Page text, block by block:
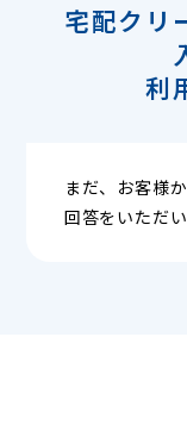
宅配クリ
利
まだ、お客様
回答をいただ